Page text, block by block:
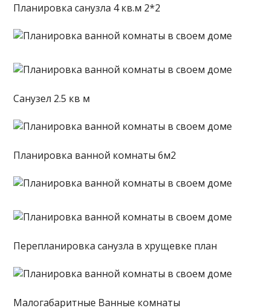
Планировка санузла 4 кв.м 2*2
Санузел 2.5 кв м
Планировка ванной комнаты 6м2
Перепланировка санузла в хрущевке план
Малогабаритные Ванные комнаты